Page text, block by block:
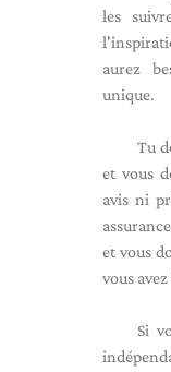
les
aurez
unique.
Tu
et vous
avis ni
et vous
vous
Si